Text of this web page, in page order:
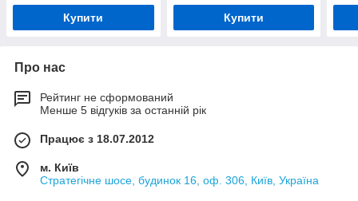
Купити Купити
Про нас
Рейтинг не сформований
Менше 5 відгуків за останній рік
Працює з 18.07.2012
м. Київ
Стратегічне шосе, будинок 16, оф. 306, Київ, Україна